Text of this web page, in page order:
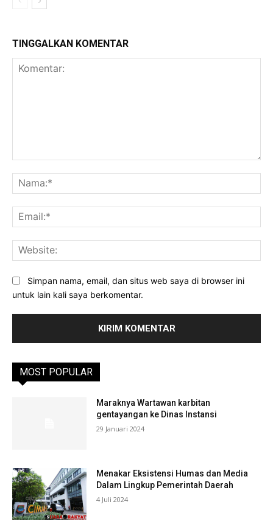
TINGGALKAN KOMENTAR
Simpan nama, email, dan situs web saya di browser ini
untuk lain kali saya berkomentar.
MOST POPULAR
Maraknya Wartawan karbitan
gentayangan ke Dinas Instansi
29 Januari 2024
Menakar Eksistensi Humas dan Media
Dalam Lingkup Pemerintah Daerah
4 Juli 2024